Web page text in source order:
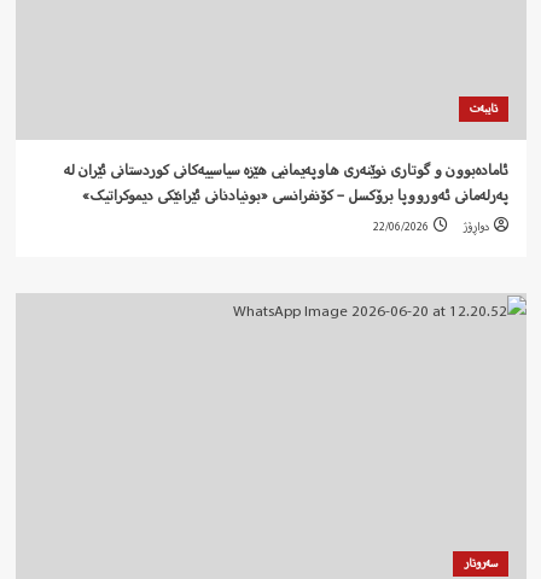
تایبەت
ئامادەبوون و گوتاری نوێنەری هاوپەیمانیی هێزە سیاسییەکانی کوردستانی ئێران لە
پەرلەمانی ئەورووپا برۆکسل – کۆنفرانسی «بونیادنانی ئێرانێکی دیموکراتیک»
دواڕۆژ 22/06/2026
سەروتار